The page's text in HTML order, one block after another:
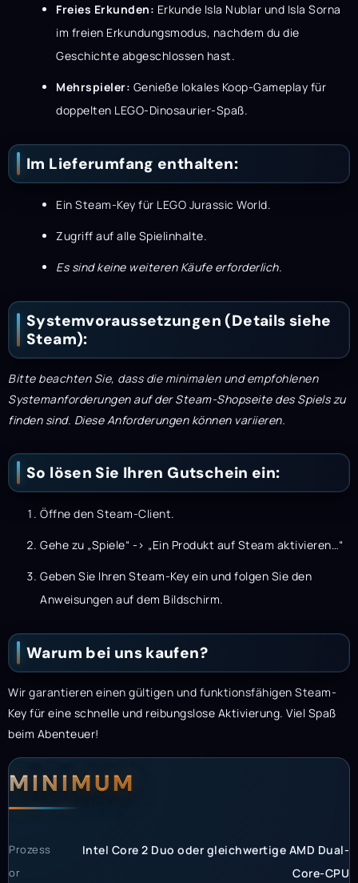
Freies Erkunden: Erkunde Isla Nublar und Isla Sorna
im freien Erkundungsmodus, nachdem du die
Geschichte abgeschlossen hast.
Mehrspieler: Genieße lokales Koop-Gameplay für
doppelten LEGO-Dinosaurier-Spaß.
Im Lieferumfang enthalten:
Ein Steam-Key für LEGO Jurassic World.
Zugriff auf alle Spielinhalte.
Es sind keine weiteren Käufe erforderlich.
Systemvoraussetzungen (Details siehe
Steam):
Bitte beachten Sie, dass die minimalen und empfohlenen
Systemanforderungen auf der Steam-Shopseite des Spiels zu
finden sind. Diese Anforderungen können variieren.
So lösen Sie Ihren Gutschein ein:
Öffne den Steam-Client.
Gehe zu „Spiele“ -> „Ein Produkt auf Steam aktivieren…“
Geben Sie Ihren Steam-Key ein und folgen Sie den
Anweisungen auf dem Bildschirm.
Warum bei uns kaufen?
Wir garantieren einen gültigen und funktionsfähigen Steam-
Key für eine schnelle und reibungslose Aktivierung. Viel Spaß
beim Abenteuer!
MINIMUM
Prozess
or
Intel Core 2 Duo oder gleichwertige AMD Dual-
Core-CPU